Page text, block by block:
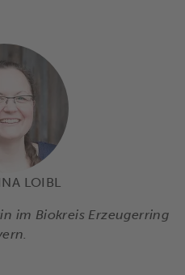
LOIBL
im Biokreis Erzeugerring